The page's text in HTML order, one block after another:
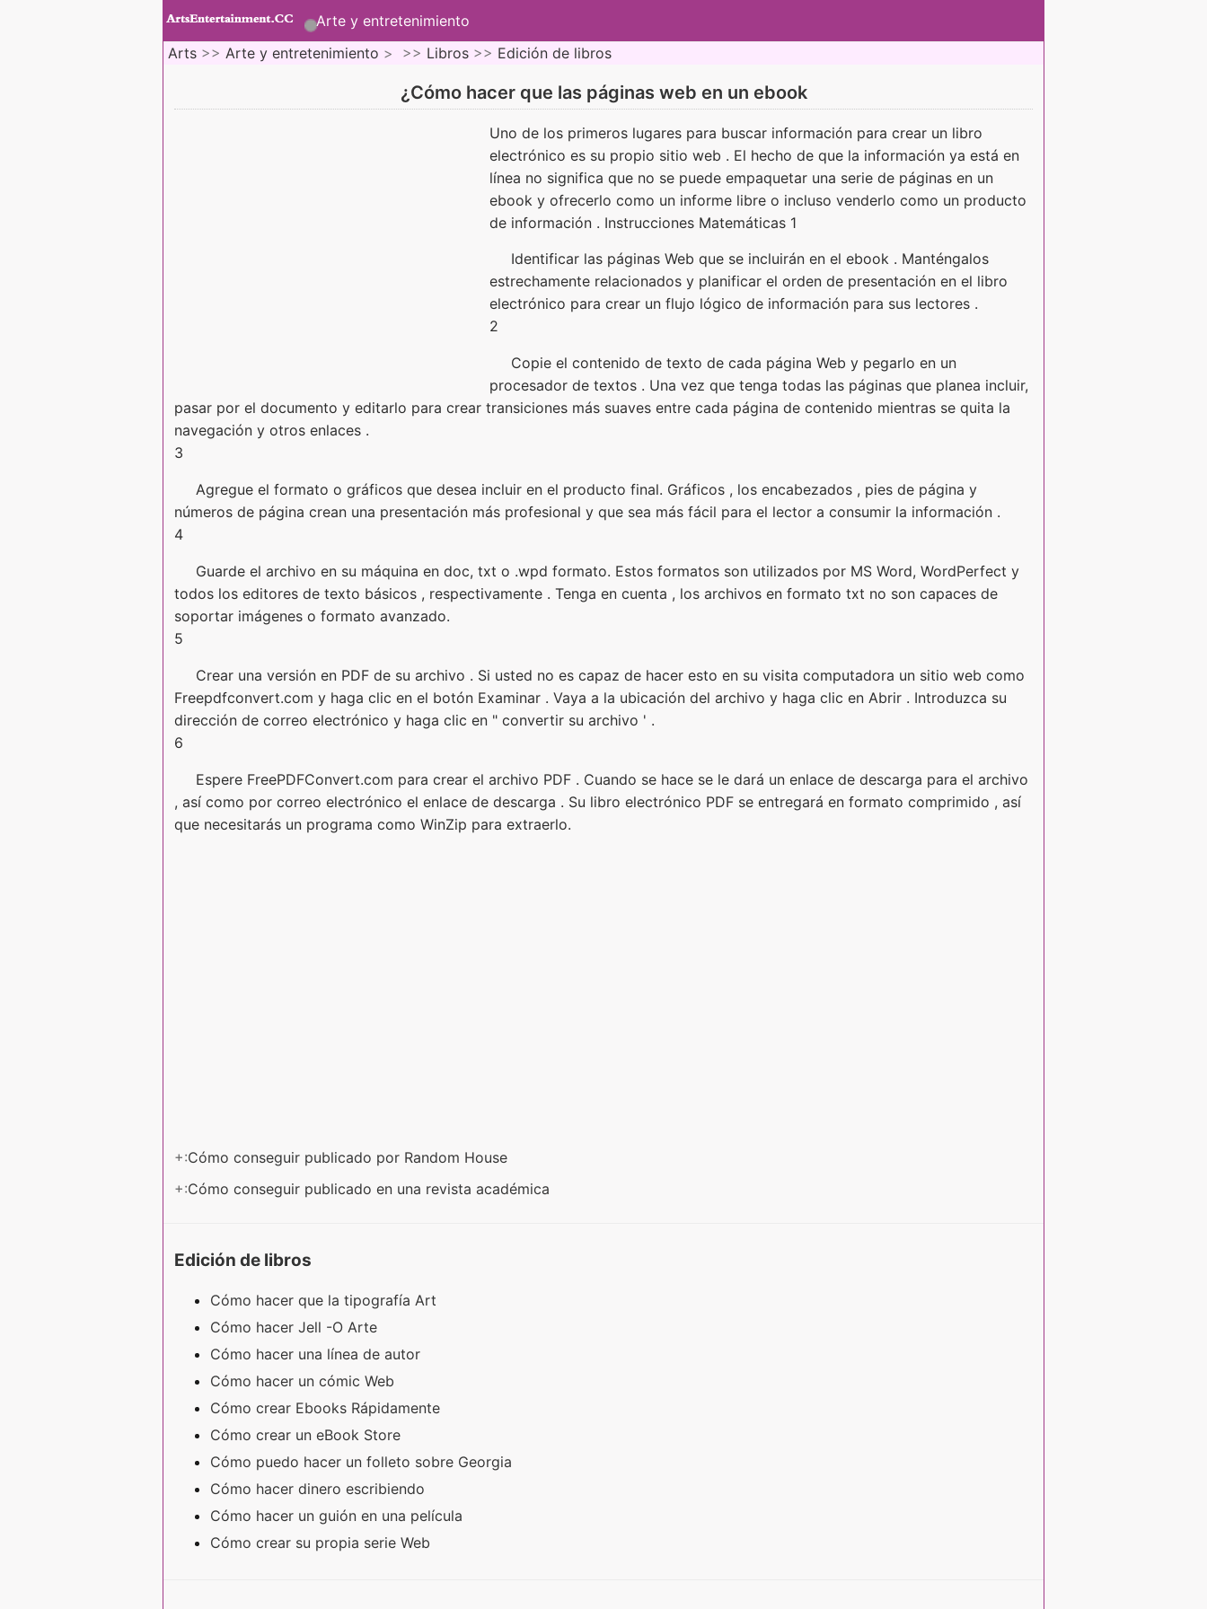
Arte y entretenimiento
Arts >> Arte y entretenimiento > >> Libros >> Edición de libros
¿Cómo hacer que las páginas web en un ebook
Uno de los primeros lugares para buscar información para crear un libro
electrónico es su propio sitio web . El hecho de que la información ya está en
línea no significa que no se puede empaquetar una serie de páginas en un
ebook y ofrecerlo como un informe libre o incluso venderlo como un producto
de información . Instrucciones Matemáticas 1
Identificar las páginas Web que se incluirán en el ebook . Manténgalos
estrechamente relacionados y planificar el orden de presentación en el libro
electrónico para crear un flujo lógico de información para sus lectores .
2
Copie el contenido de texto de cada página Web y pegarlo en un
procesador de textos . Una vez que tenga todas las páginas que planea incluir,
pasar por el documento y editarlo para crear transiciones más suaves entre cada página de contenido mientras se quita la
navegación y otros enlaces .
3
Agregue el formato o gráficos que desea incluir en el producto final. Gráficos , los encabezados , pies de página y
números de página crean una presentación más profesional y que sea más fácil para el lector a consumir la información .
4
Guarde el archivo en su máquina en doc, txt o .wpd formato. Estos formatos son utilizados por MS Word, WordPerfect y
todos los editores de texto básicos , respectivamente . Tenga en cuenta , los archivos en formato txt no son capaces de
soportar imágenes o formato avanzado.
5
Crear una versión en PDF de su archivo . Si usted no es capaz de hacer esto en su visita computadora un sitio web como
Freepdfconvert.com y haga clic en el botón Examinar . Vaya a la ubicación del archivo y haga clic en Abrir . Introduzca su
dirección de correo electrónico y haga clic en " convertir su archivo ' .
6
Espere FreePDFConvert.com para crear el archivo PDF . Cuando se hace se le dará un enlace de descarga para el archivo
, así como por correo electrónico el enlace de descarga . Su libro electrónico PDF se entregará en formato comprimido , así
que necesitarás un programa como WinZip para extraerlo.
+:Cómo conseguir publicado por Random House
+:Cómo conseguir publicado en una revista académica
Edición de libros
Cómo hacer que la tipografía Art
Cómo hacer Jell -O Arte
Cómo hacer una línea de autor
Cómo hacer un cómic Web
Cómo crear Ebooks Rápidamente
Cómo crear un eBook Store
Cómo puedo hacer un folleto sobre Georgia
Cómo hacer dinero escribiendo
Cómo hacer un guión en una película
Cómo crear su propia serie Web